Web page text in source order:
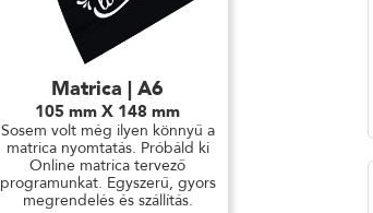
Matrica | A6
105 mm X 148 mm
Sosem volt még ilyen könnyű a
matrica nyomtatás. Próbáld ki
Online matrica tervező
programunkat. Egyszerű, gyors
megrendelés és szállítás.